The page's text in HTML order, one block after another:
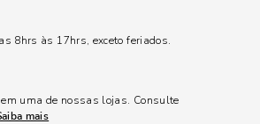
8hrs às 17hrs, exceto feriados.
uma de nossas lojas. Consulte
mais